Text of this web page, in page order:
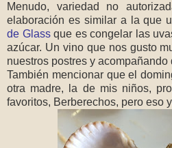
Menudo, variedad no
elaboración es similar a la que
de Glassque es congelar las
azúcar. Un vino que nos gusto
nuestros postres y acompañando
También mencionar que el
otra madre, la de mis niños,
favoritos, Berberechos, pero eso